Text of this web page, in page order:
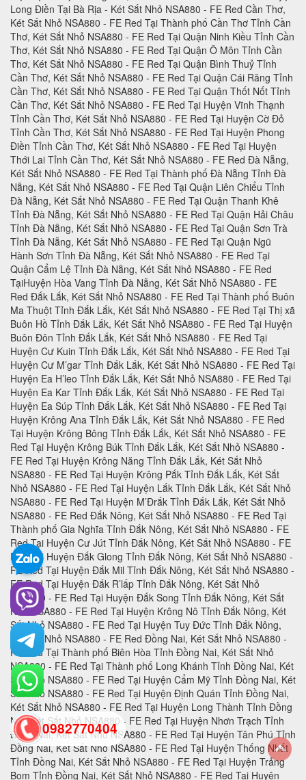
0982770404
back